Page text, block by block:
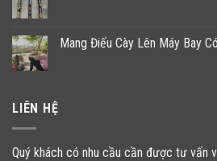
Mang Điếu Cày Lên Máy Bay
LIÊN HỆ
Quý khách có nhu cầu cần được tư vấn